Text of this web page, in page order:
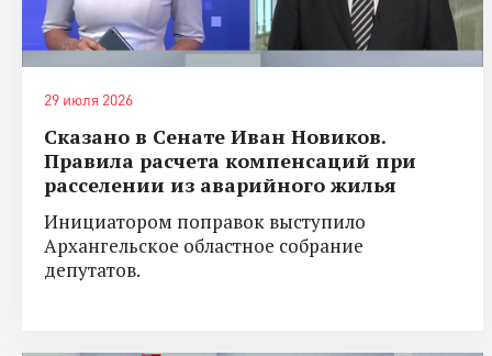
29 июля 2026
Сказано в Сенате Иван Новиков.
Правила расчета компенсаций при
расселении из аварийного жилья
Инициатором поправок выступило
Архангельское областное собрание
депутатов.